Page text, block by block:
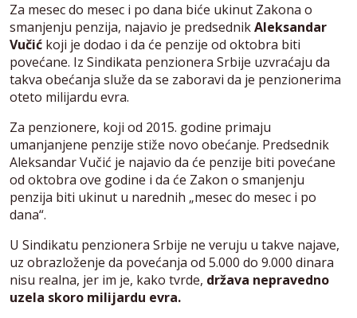
Za mesec do mesec i po dana biće ukinut Zakona o
smanjenju penzija, najavio je predsednikAleksandar
Vučić koji je dodao i da će penzije od oktobra biti
povećane. Iz Sindikata penzionera Srbije uzvraćaju da
takva obećanja služe da se zaboravi da je penzionerima
oteto milijardu evra.
Za penzionere, koji od 2015. godine primaju
umanjanjene penzije stiže novo obećanje. Predsednik
Aleksandar Vučić je najavio da će penzije biti povećane
od oktobra ove godine i da će Zakon o smanjenju
penzija biti ukinut u narednih „mesec do mesec i po
dana“.
U Sindikatu penzionera Srbije ne veruju u takve najave,
uz obrazloženje da povećanja od 5.000 do 9.000 dinara
nisu realna, jer im je, kako tvrde, država nepravedno
uzela skoro milijardu evra.